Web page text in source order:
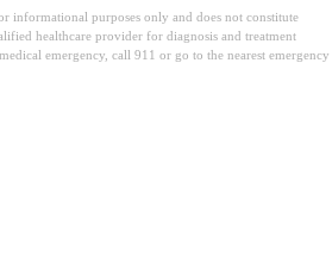
informational purposes only and does not constitute
healthcare provider for diagnosis and treatment
emergency, call 911 or go to the nearest emergency